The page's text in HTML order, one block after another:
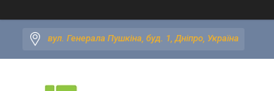
вул. Генерала Пушкіна, буд. 1, Дніпро, Україна